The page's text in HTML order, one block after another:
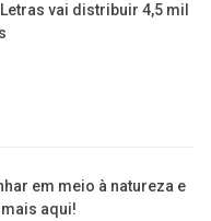
vai distribuir 4,5 mil
em meio à natureza e
aqui!